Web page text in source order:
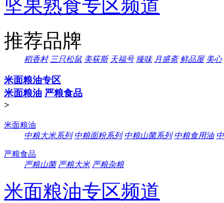
坚果熟食专区频道
推荐品牌
稻香村 三只松鼠 美荻斯 天福号 臻味 月盛斋 鲜品屋 美心
米面粮油专区
米面粮油 严粮食品
>
米面粮油
中粮大米系列 中粮面粉系列 中粮山菌系列 中粮食用油
严粮食品
严粮山菌 严粮大米 严粮杂粮
米面粮油专区频道